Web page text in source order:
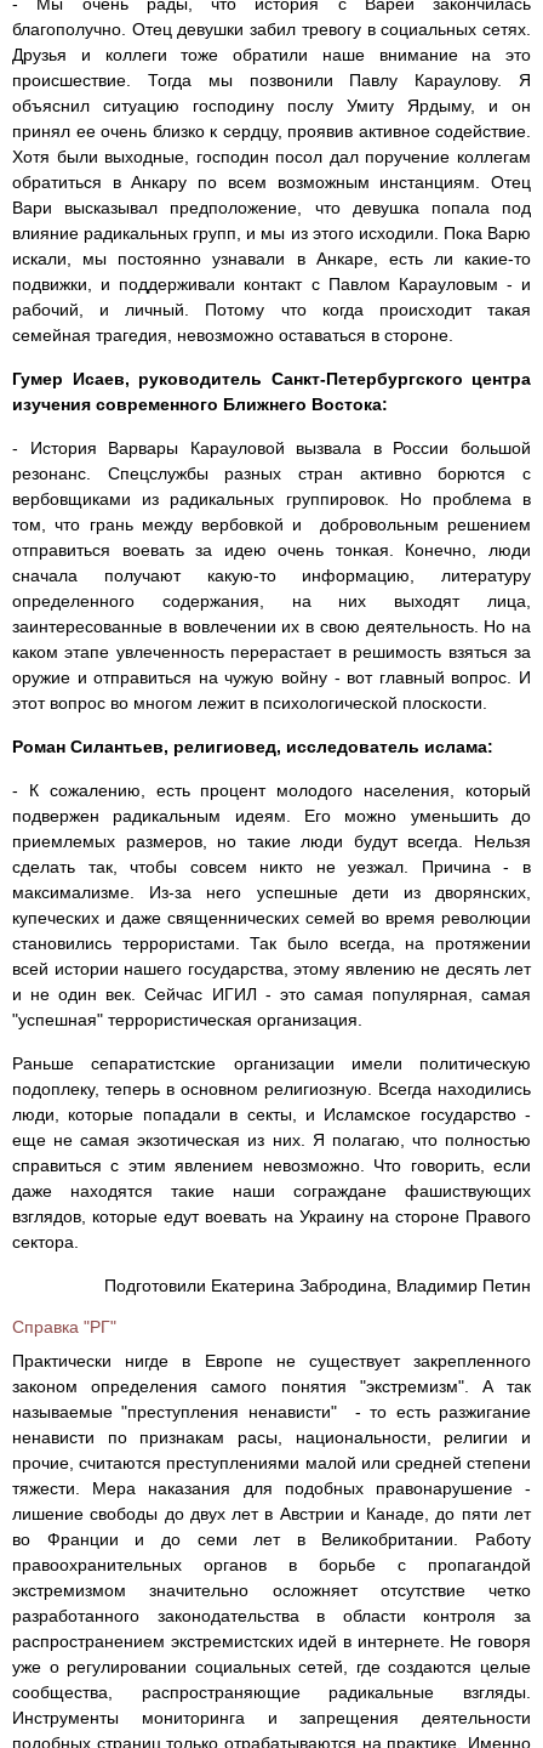
благополучно. Отец девушки забил тревогу в социальных сетях.
Друзья и коллеги тоже обратили наше внимание на это
происшествие. Тогда мы позвонили Павлу Караулову. Я
объяснил ситуацию господину послу Умиту Ярдыму, и он
принял ее очень близко к сердцу, проявив активное содействие.
Хотя были выходные, господин посол дал поручение коллегам
обратиться в Анкару по всем возможным инстанциям. Отец
Вари высказывал предположение, что девушка попала под
влияние радикальных групп, и мы из этого исходили. Пока Варю
искали, мы постоянно узнавали в Анкаре, есть ли какие-то
подвижки, и поддерживали контакт с Павлом Карауловым - и
рабочий, и личный. Потому что когда происходит такая
семейная трагедия, невозможно оставаться в стороне.
Гумер Исаев, руководитель Санкт-Петербургского центра
изучения современного Ближнего Востока:
- История Варвары Карауловой вызвала в России большой
резонанс. Спецслужбы разных стран активно борются с
вербовщиками из радикальных группировок. Но проблема в
том, что грань между вербовкой и добровольным решением
отправиться воевать за идею очень тонкая. Конечно, люди
сначала получают какую-то информацию, литературу
определенного содержания, на них выходят лица,
заинтересованные в вовлечении их в свою деятельность. Но на
каком этапе увлеченность перерастает в решимость взяться за
оружие и отправиться на чужую войну - вот главный вопрос. И
этот вопрос во многом лежит в психологической плоскости.
Роман Силантьев, религиовед, исследователь ислама:
- К сожалению, есть процент молодого населения, который
подвержен радикальным идеям. Его можно уменьшить до
приемлемых размеров, но такие люди будут всегда. Нельзя
сделать так, чтобы совсем никто не уезжал. Причина - в
максимализме. Из-за него успешные дети из дворянских,
купеческих и даже священнических семей во время революции
становились террористами. Так было всегда, на протяжении
всей истории нашего государства, этому явлению не десять лет
и не один век. Сейчас ИГИЛ - это самая популярная, самая
"успешная" террористическая организация.
Раньше сепаратистские организации имели политическую
подоплеку, теперь в основном религиозную. Всегда находились
люди, которые попадали в секты, и Исламское государство -
еще не самая экзотическая из них. Я полагаю, что полностью
справиться с этим явлением невозможно. Что говорить, если
даже находятся такие наши сограждане фашиствующих
взглядов, которые едут воевать на Украину на стороне Правого
сектора.
Подготовили Екатерина Забродина, Владимир Петин
Справка "РГ"
Практически нигде в Европе не существует закрепленного
законом определения самого понятия "экстремизм". А так
называемые "преступления ненависти" - то есть разжигание
ненависти по признакам расы, национальности, религии и
прочие, считаются преступлениями малой или средней степени
тяжести. Мера наказания для подобных правонарушение -
лишение свободы до двух лет в Австрии и Канаде, до пяти лет
во Франции и до семи лет в Великобритании. Работу
правоохранительных органов в борьбе с пропагандой
экстремизмом значительно осложняет отсутствие четко
разработанного законодательства в области контроля за
распространением экстремистских идей в интернете. Не говоря
уже о регулировании социальных сетей, где создаются целые
сообщества, распространяющие радикальные взгляды.
Инструменты мониторинга и запрещения деятельности
подобных страниц только отрабатываются на практике. Именно